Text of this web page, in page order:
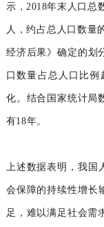
示，2018年末人口总
人，约占总人口数量
经济后果》确定的划
口数量占总人口比
化。结合国家统计局
有18年。
上述数据表明，我
会保障的持续性增长
足，难以满足社会需